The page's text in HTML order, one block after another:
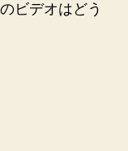
ビデオはどう